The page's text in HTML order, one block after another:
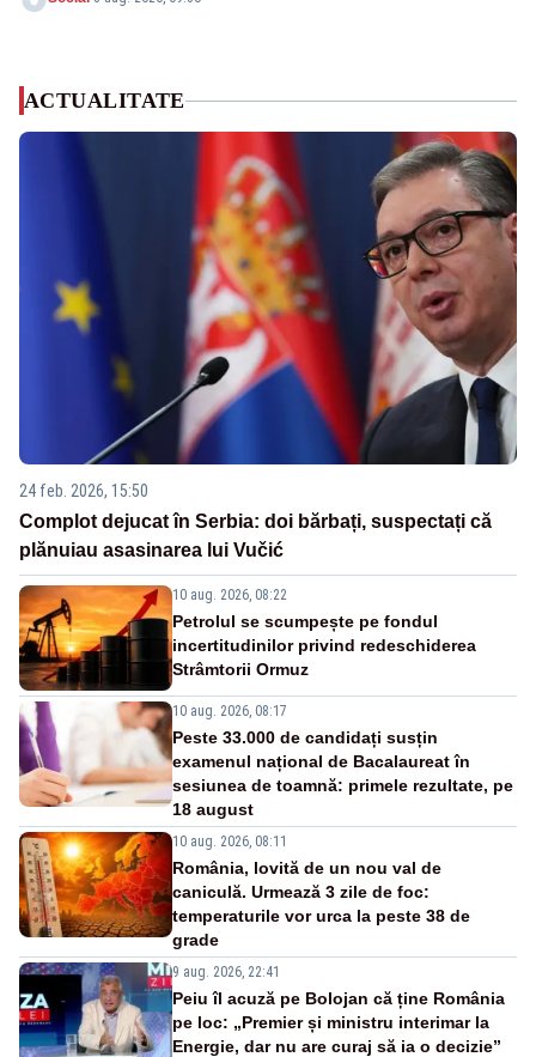
ACTUALITATE
24 feb. 2026, 15:50
Complot dejucat în Serbia: doi bărbați, suspectați că
plănuiau asasinarea lui Vučić
10 aug. 2026, 08:22
Petrolul se scumpește pe fondul
incertitudinilor privind redeschiderea
Strâmtorii Ormuz
10 aug. 2026, 08:17
Peste 33.000 de candidați susțin
examenul național de Bacalaureat în
sesiunea de toamnă: primele rezultate, pe
18 august
10 aug. 2026, 08:11
România, lovită de un nou val de
caniculă. Urmează 3 zile de foc:
temperaturile vor urca la peste 38 de
grade
9 aug. 2026, 22:41
Peiu îl acuză pe Bolojan că ține România
pe loc: „Premier și ministru interimar la
Energie, dar nu are curaj să ia o decizie”